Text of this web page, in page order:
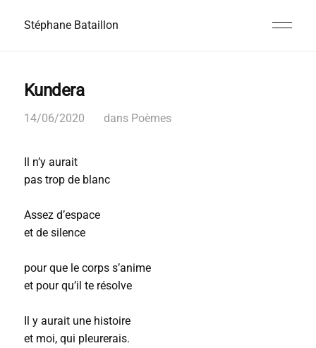
Stéphane Bataillon
Kundera
14/06/2020 dans Poèmes
Il n’y aurait
pas trop de blanc
Assez d’espace
et de silence
pour que le corps s’anime
et pour qu’il te résolve
Il y aurait une histoire
et moi, qui pleurerais.